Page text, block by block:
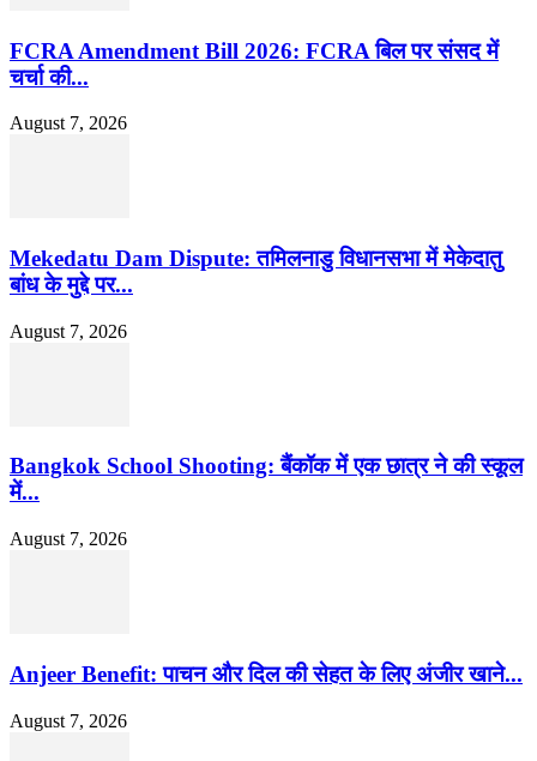
FCRA Amendment Bill 2026: FCRA बिल पर संसद में
चर्चा की...
August 7, 2026
Mekedatu Dam Dispute: तमिलनाडु विधानसभा में मेकेदातु
बांध के मुद्दे पर...
August 7, 2026
Bangkok School Shooting: बैंकॉक में एक छात्र ने की स्कूल
में...
August 7, 2026
Anjeer Benefit: पाचन और दिल की सेहत के लिए अंजीर खाने...
August 7, 2026